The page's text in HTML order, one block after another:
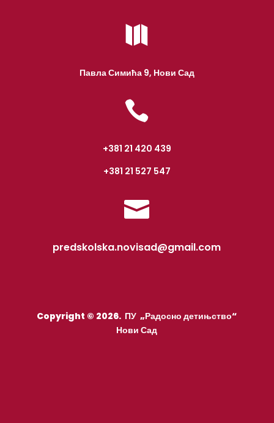

Павла Симића 9, Нови Сад

+381 21 420 439
+381 21 527 547

predskolska.novisad@gmail.com
Copyright © 2026. ПУ „Радосно детињство“
Нови Сад